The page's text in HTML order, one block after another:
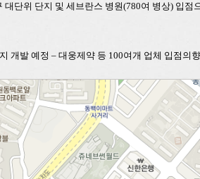
대단위 단지 및 세브란스 병원(780여 병상) 입점
개발 예정 – 대웅제약등 100여개 업체 입점의